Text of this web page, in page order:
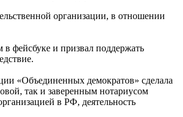
организации, в отношении
фейсбуке и призвал поддержать
«Объединенных демократов» сделала
так и заверенным нотариусом
в РФ, деятельность